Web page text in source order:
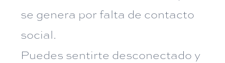
se genera por falta de contacto
social.
Puedes sentirte desconectado y